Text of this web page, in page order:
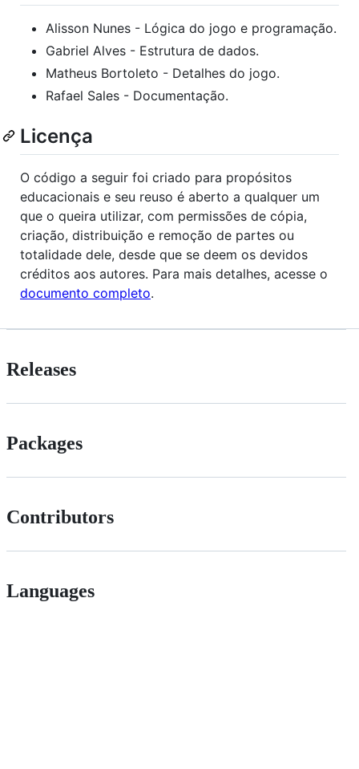
Alisson Nunes - Lógica do jogo e programação.
Gabriel Alves - Estrutura de dados.
Matheus Bortoleto - Detalhes do jogo.
Rafael Sales - Documentação.
Licença
O código a seguir foi criado para propósitos
educacionais e seu reuso é aberto a qualquer um
que o queira utilizar, com permissões de cópia,
criação, distribuição e remoção de partes ou
totalidade dele, desde que se deem os devidos
créditos aos autores. Para mais detalhes, acesse o
documento completo.
Releases
Packages
Contributors
Languages